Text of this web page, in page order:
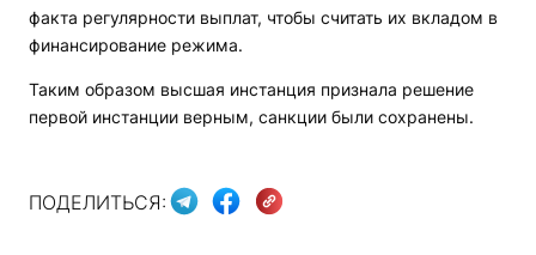
факта регулярности выплат, чтобы считать их вкладом в
финансирование режима.
Таким образом высшая инстанция признала решение
первой инстанции верным, санкции были сохранены.
ПОДЕЛИТЬСЯ: